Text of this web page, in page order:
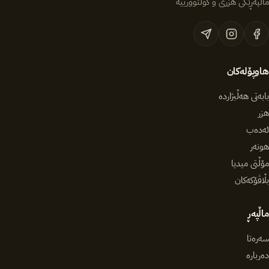
هاوپۆلەکان
بابەتی هەڵبژاردە
هزر
ئەدەب
هونەر
مۆڵتی میدیا
بڵاڤۆکەکان
ماڵپەڕ
سەرەتا
دەربارە